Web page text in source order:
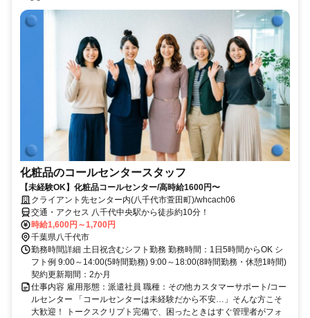
化粧品のコールセンタースタッフ
【未経験OK】化粧品コールセンター/高時給1600円〜
クライアント先センター内(八千代市萱田町)/whcach06
交通・アクセス 八千代中央駅から徒歩約10分！
時給1,600円～1,700円
千葉県八千代市
勤務時間詳細 土日祝含むシフト勤務 勤務時間：1日5時間からOK シ
フト例 9:00～14:00(5時間勤務) 9:00～18:00(8時間勤務・休憩1時間)
契約更新期間：2か月
仕事内容 雇用形態：派遣社員 職種：その他カスタマーサポート/コー
ルセンター 「コールセンターは未経験だから不安…」そんな方こそ
大歓迎！ トークスクリプト完備で、困ったときはすぐ管理者がフォ